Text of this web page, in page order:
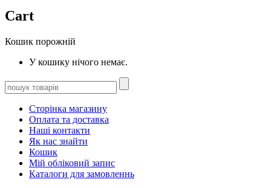
Cart
Кошик порожній
У кошику нічого немає.
Сторінка магазину
Оплата та доставка
Наші контакти
Як нас знайти
Кошик
Мій обліковий запис
Каталоги для замовленнь